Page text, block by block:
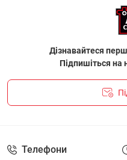
Дізнавайтеся
Підпишіться на
Телефони